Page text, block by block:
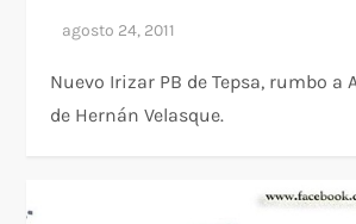
Nuevo Irizar PB de Tepsa, rumbo a
de Hernán Velasque.